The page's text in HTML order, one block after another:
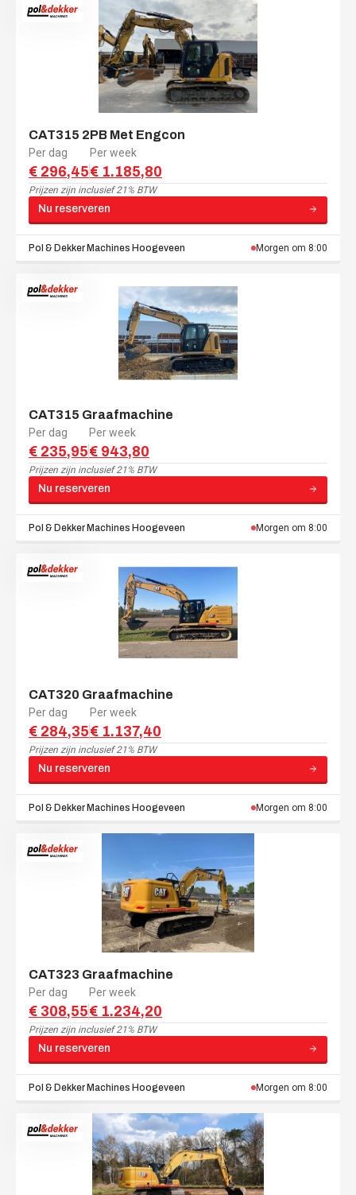
CAT315 2PB Met Engcon
Per dag
€ 296,45
Per week
€ 1.185,80
Prijzen zijn inclusief 21% BTW
Nu reserveren
Pol & Dekker Machines Hoogeveen Morgen om 8:00
CAT315 Graafmachine
Per dag
€ 235,95
Per week
€ 943,80
Prijzen zijn inclusief 21% BTW
Nu reserveren
Pol & Dekker Machines Hoogeveen Morgen om 8:00
CAT320 Graafmachine
Per dag
€ 284,35
Per week
€ 1.137,40
Prijzen zijn inclusief 21% BTW
Nu reserveren
Pol & Dekker Machines Hoogeveen Morgen om 8:00
CAT323 Graafmachine
Per dag
€ 308,55
Per week
€ 1.234,20
Prijzen zijn inclusief 21% BTW
Nu reserveren
Pol & Dekker Machines Hoogeveen Morgen om 8:00